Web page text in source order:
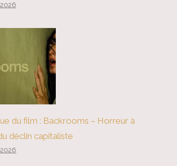
du film : Backrooms – Horreur à
déclin capitaliste